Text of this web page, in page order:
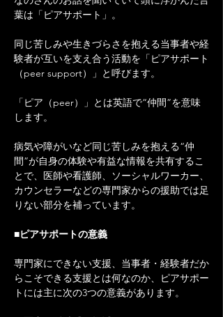
葉は「ピアサポート」。
同じ苦しみや生きづらさを抱える当事者や経
験者が互いを支え合う活動を「ピアサポート
（peer support）」 と呼びます。
「ピア（peer）」とは英語で“仲間”を意味
します。
病気や障がいなど同じ苦しみを抱える“仲
間”が自身の体験や有益な情報を共有するこ
とで、医師や看護師、ソーシャルワーカー、
カウンセラーなどの専門家からの援助では足
りない部分を補っています。
■ピアサポートの意義
専門家にできない支援、当事者・経験者だか
らこそできる支援とは何なのか、ピアサポー
トには主に次の3つの意義があります。